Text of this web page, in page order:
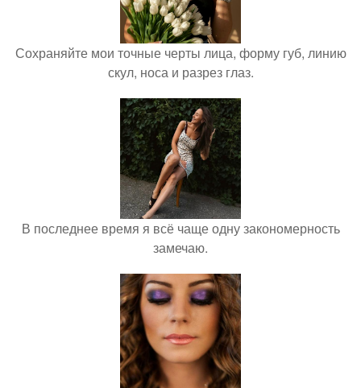
Сохраняйте мои точные черты лица, форму губ, линию
скул, носа и разрез глаз.
В последнее время я всё чаще одну закономерность
замечаю.